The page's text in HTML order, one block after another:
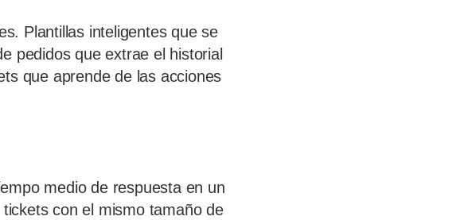
Plantillas inteligentes que se
pedidos que extrae el historial
que aprende de las acciones
medio de respuesta en un
con el mismo tamaño de